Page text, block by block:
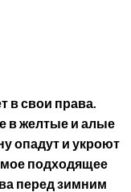
в свои права.
в желтые и алые
опадут и укроют
подходящее
перед зимним